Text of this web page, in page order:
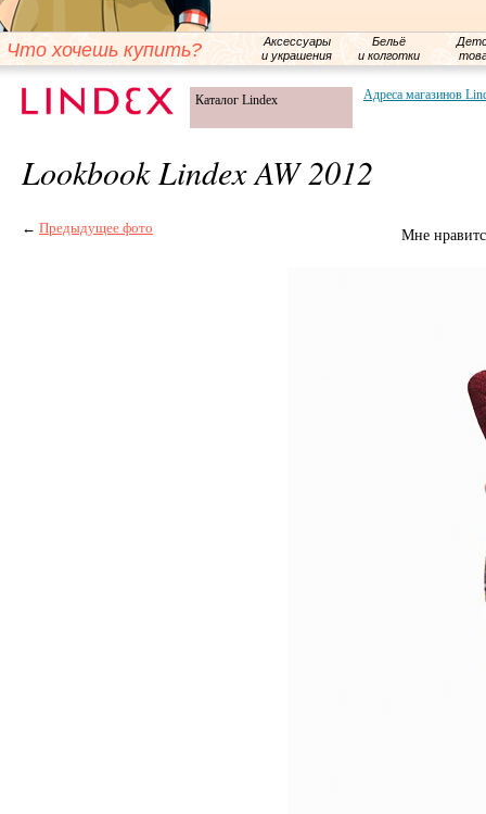
Что хочешь купить?
Аксессуары
и украшения
Бельё
и колготки
Каталог Lindex Адреса магазинов
Lookbook Lindex AW 2012
← Предыдущее фото Мне